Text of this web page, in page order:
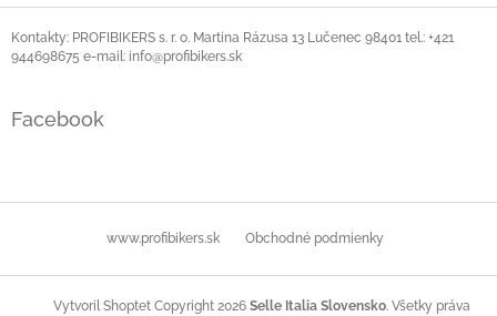
á
d
k
v
i
p
Kontakty: PROFIBIKERS s. r. o. Martina Rázusa 13 Lučenec 98401 tel.: +421
944698675 e-mail: info@profibikers.sk
Facebook
www.profibikers.sk Obchodné podmienky
Vytvoril Shoptet Copyright 2026 Selle Italia Slovensko. Všetky práva